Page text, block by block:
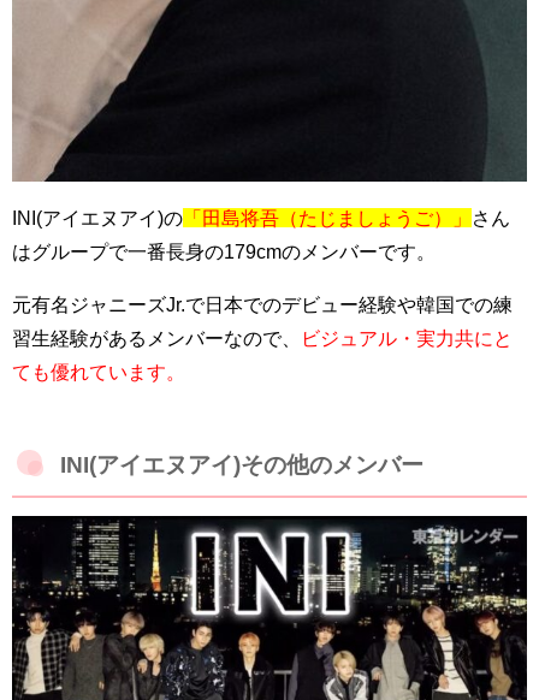
INI(アイエヌアイ)の 「田島将吾（たじましょうご）」
さん
はグループで一番長身の179cmのメンバーです。
元有名ジャニーズJr.で日本でのデビュー経験や韓国での練
習生経験があるメンバーなので、
ビジュアル・実力共にと
ても優れています。
INI(アイエヌアイ)その他のメンバー